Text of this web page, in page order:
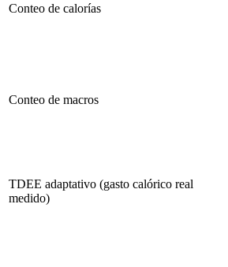
Conteo de calorías
Conteo de macros
TDEE adaptativo (gasto calórico real
medido)